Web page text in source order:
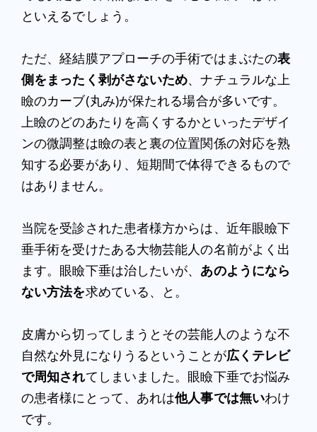
といえるでしょう。
ただ、経結膜アプローチの手術ではまぶたの表
側をまったく剥がさないため、ナチュラルな上
瞼のカーブ(丸み)が保たれる場合が多いです。
上瞼のどのあたりを高くするかといったデザイ
ンの微調整は瞼の表と裏の位置関係の対応を熟
知する必要があり、短期間で体得できるもので
はありません。
当院を受診された患者様方からは、近年眼瞼下
垂手術を受けたある大物芸能人の名前がよく出
ます。眼瞼下垂は治したいが、 あのようになら
ない方法を求めている、と。
皮膚から切ってしまうとその芸能人のような不
自然な外見になりうるということが広くテレビ
で周知されてしまいました。眼瞼下垂でお悩み
の患者様にとって、あれは他人事では無いわけ
です。